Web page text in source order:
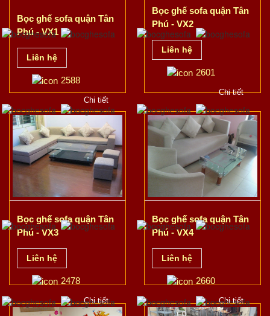
Bọc ghế sofa quận Tân
Phú - VX1
Liên hệ
2588
Chi tiết
Bọc ghế sofa quận Tân
Phú - VX2
Liên hệ
2601
Chi tiết
Bọc ghế sofa quận Tân
Phú - VX3
Liên hệ
2478
Chi tiết
Bọc ghế sofa quận Tân
Phú - VX4
Liên hệ
2660
Chi tiết